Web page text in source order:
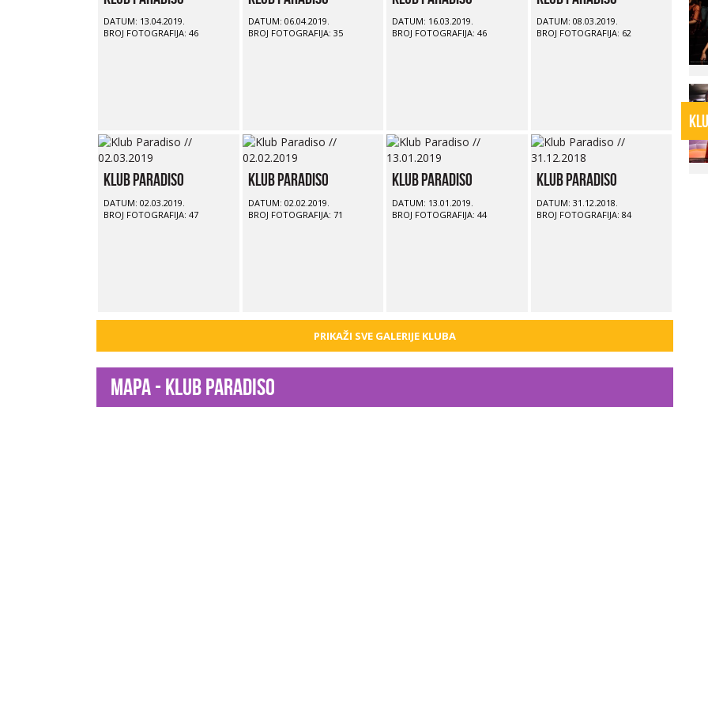
DATUM: 13.04.2019.
BROJ FOTOGRAFIJA: 46
DATUM: 06.04.2019.
BROJ FOTOGRAFIJA: 35
DATUM: 16.03.2019.
BROJ FOTOGRAFIJA: 46
DATUM: 08.03.2019.
BROJ FOTOGRAFIJA: 62
Klub Paradiso
DATUM: 02.03.2019.
BROJ FOTOGRAFIJA: 47
Klub Paradiso
DATUM: 02.02.2019.
BROJ FOTOGRAFIJA: 71
Klub Paradiso
DATUM: 13.01.2019.
BROJ FOTOGRAFIJA: 44
Klub Paradiso
DATUM: 31.12.2018.
BROJ FOTOGRAFIJA: 84
PRIKAŽI SVE GALERIJE KLUBA
Mapa - Klub Paradiso